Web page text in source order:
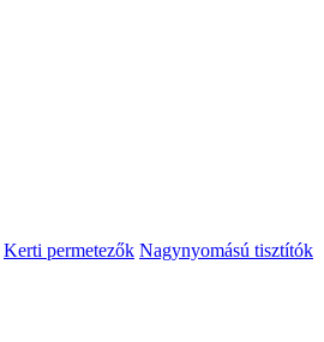
Kerti permetezők Nagynyomású tisztítók